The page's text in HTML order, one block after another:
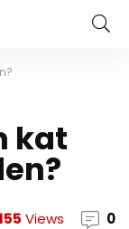
kat
Views 0